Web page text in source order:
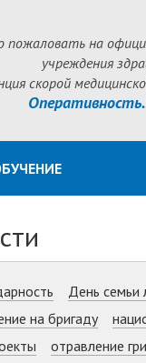
пожаловать на
учреждения
скорой
День семьи
на бригаду
отравление